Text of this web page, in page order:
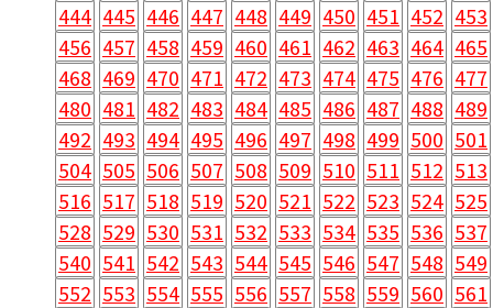
444 445 446 447 448 449 450 451 452 453
456 457 458 459 460 461 462 463 464 465
468 469 470 471 472 473 474 475 476 477
480 481 482 483 484 485 486 487 488 489
492 493 494 495 496 497 498 499 500 501
504 505 506 507 508 509 510 511 512 513
516 517 518 519 520 521 522 523 524 525
528 529 530 531 532 533 534 535 536 537
540 541 542 543 544 545 546 547 548 549
552 553 554 555 556 557 558 559 560 561